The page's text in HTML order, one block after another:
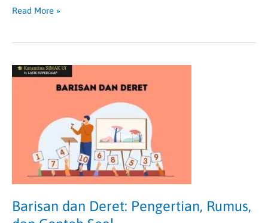
Read More »
Barisan dan Deret: Pengertian, Rumus,
Barisan
Contoh